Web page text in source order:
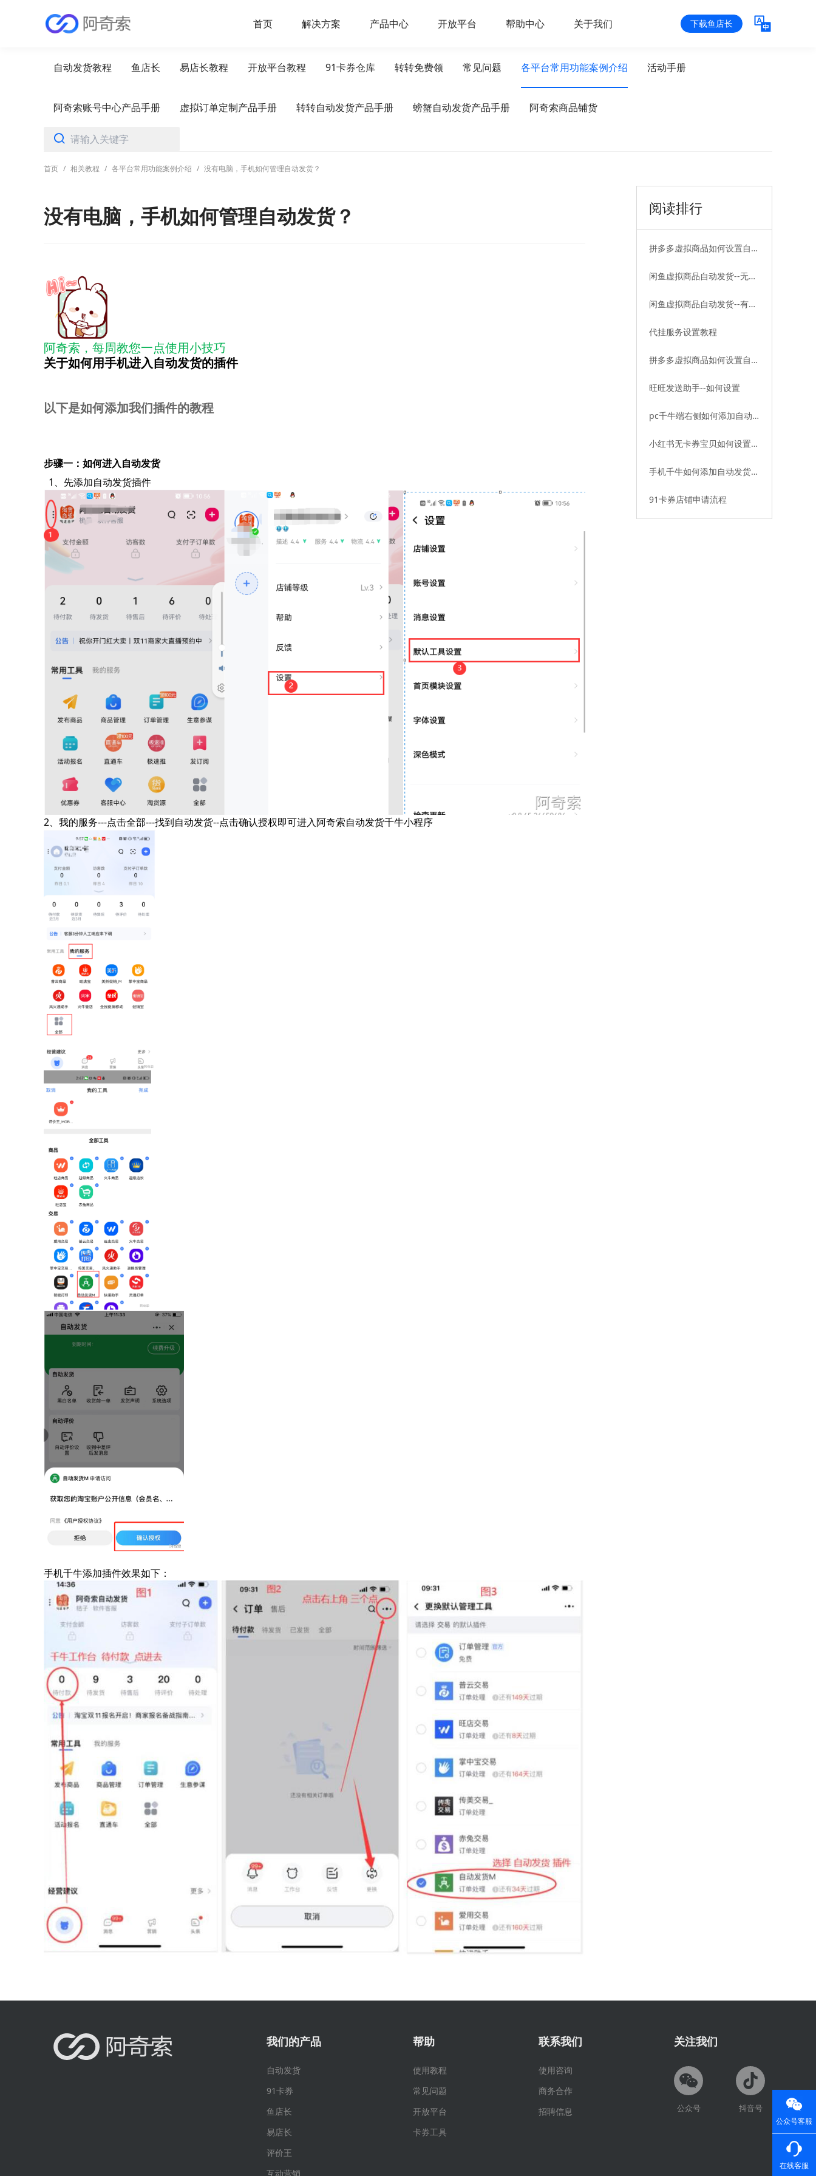
首页 解决方案 产品中心 开放平台 帮助中心 关于我们 下载鱼店长
公众号客服
在线客服
自动发货教程 鱼店长 易店长教程 开放平台教程 91卡券仓库 转转免费领 常见问题 各平台常用功能案例介绍 活动手册
阿奇索账号中心产品手册 虚拟订单定制产品手册 转转自动发货产品手册 螃蟹自动发货产品手册 阿奇索商品铺货
首页 / 相关教程 / 各平台常用功能案例介绍 / 没有电脑，手机如何管理自动发货？
没有电脑，手机如何管理自动发货？
阿奇索，每周教您一点使用小技巧
关于如何用手机进入自动发货的插件
以下是如何添加我们插件的教程
步骤一：如何进入自动发货
1、先添加自动发货插件
2、我的服务---点击全部---找到自动发货--点击确认授权即可进入阿奇索自动发货千牛小程序
手机千牛添加插件效果如下：
阅读排行
拼多多虚拟商品如何设置自动
闲鱼虚拟商品自动发货--无卡
闲鱼虚拟商品自动发货--有卡
代挂服务设置教程
拼多多虚拟商品如何设置自动
旺旺发送助手--如何设置
pc千牛端右侧如何添加自动
小红书无卡券宝贝如何设置自
手机千牛如何添加自动发货插
91卡券店铺申请流程
我们的产品
自动发货
91卡券
鱼店长
易店长
评价王
互动营销
帮助
使用教程
常见问题
开放平台
卡券工具
联系我们
使用咨询
商务合作
招聘信息
关注我们
公众号 抖音号